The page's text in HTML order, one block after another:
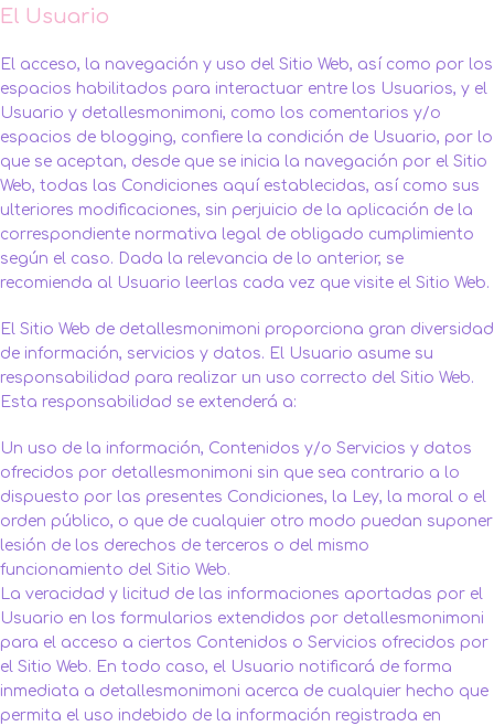
El Usuario
El acceso, la navegación y uso del Sitio Web, así como por los
espacios habilitados para interactuar entre los Usuarios, y el
Usuario y detallesmonimoni, como los comentarios y/o
espacios de blogging, confiere la condición de Usuario, por lo
que se aceptan, desde que se inicia la navegación por el Sitio
Web, todas las Condiciones aquí establecidas, así como sus
ulteriores modificaciones, sin perjuicio de la aplicación de la
correspondiente normativa legal de obligado cumplimiento
según el caso. Dada la relevancia de lo anterior, se
recomienda al Usuario leerlas cada vez que visite el Sitio Web.
El Sitio Web de detallesmonimoni proporciona gran diversidad
de información, servicios y datos. El Usuario asume su
responsabilidad para realizar un uso correcto del Sitio Web.
Esta responsabilidad se extenderá a:
Un uso de la información, Contenidos y/o Servicios y datos
ofrecidos por detallesmonimoni sin que sea contrario a lo
dispuesto por las presentes Condiciones, la Ley, la moral o el
orden público, o que de cualquier otro modo puedan suponer
lesión de los derechos de terceros o del mismo
funcionamiento del Sitio Web.
La veracidad y licitud de las informaciones aportadas por el
Usuario en los formularios extendidos por detallesmonimoni
para el acceso a ciertos Contenidos o Servicios ofrecidos por
el Sitio Web. En todo caso, el Usuario notificará de forma
inmediata a detallesmonimoni acerca de cualquier hecho que
permita el uso indebido de la información registrada en